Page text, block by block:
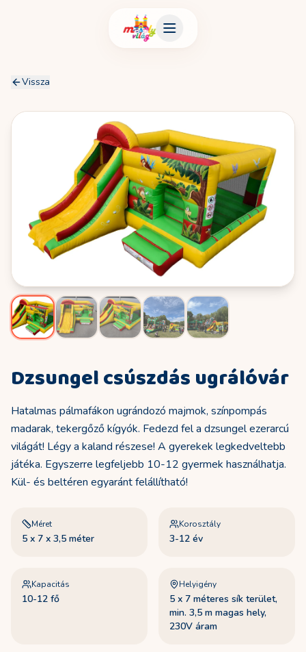
Vissza
Dzsungel csúszdás ugrálóvár
Hatalmas pálmafákon ugrándozó majmok, színpompás
madarak, tekergőző kígyók. Fedezd fel a dzsungel ezerarcú
világát! Légy a kaland részese! A gyerekek legkedveltebb
játéka. Egyszerre legfeljebb 10-12 gyermek használhatja.
Kül- és beltéren egyaránt felállítható!
Méret
5 x 7 x 3,5 méter
Korosztály
3-12 év
Kapacitás
10-12 fő
Helyigény
5 x 7 méteres sík terület,
min. 3,5 m magas hely,
230V áram